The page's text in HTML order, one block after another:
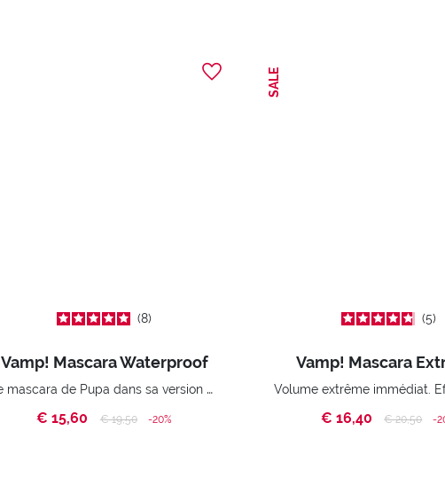
8
Vamp! Mascara Waterproof
Le mascara de Pupa dans sa version waterproof.
€ 15,60
Price reduced from
€ 19,50to -20%
SALE
5
Vamp! Mascara
€ 16,40
Price
€ 20,50to -